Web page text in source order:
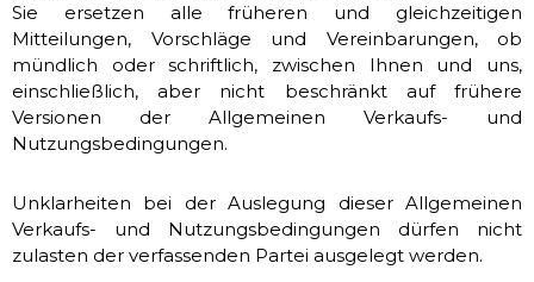
Sie ersetzen alle früheren und gleichzeitigen
Mitteilungen, Vorschläge und Vereinbarungen, ob
mündlich oder schriftlich, zwischen Ihnen und uns,
einschließlich, aber nicht beschränkt auf frühere
Versionen der Allgemeinen Verkaufs- und
Nutzungsbedingungen.
Unklarheiten bei der Auslegung dieser Allgemeinen
Verkaufs- und Nutzungsbedingungen dürfen nicht
zulasten der verfassenden Partei ausgelegt werden.